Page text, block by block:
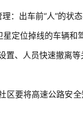
：出车前“人”的
定位掉线的车辆和
、人员快速撤离等
区要将高速公路安